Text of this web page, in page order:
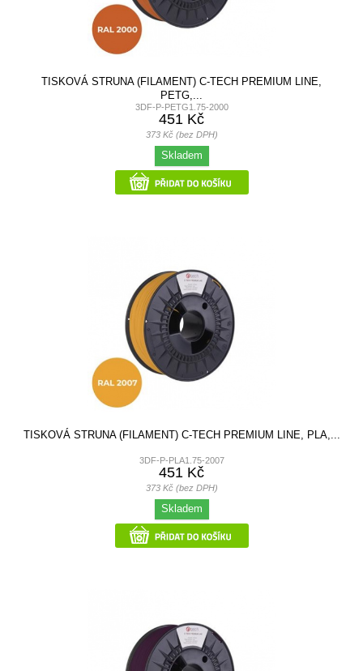
TISKOVÁ STRUNA (FILAMENT) C-TECH PREMIUM LINE,
PETG,...
3DF-P-PETG1.75-2000
451 Kč
373 Kč (bez DPH)
Skladem
TISKOVÁ STRUNA (FILAMENT) C-TECH PREMIUM LINE, PLA,...
3DF-P-PLA1.75-2007
451 Kč
373 Kč (bez DPH)
Skladem